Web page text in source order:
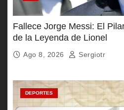
Fallece Jorge Messi: El
de la Leyenda de Lionel
Ago 8, 2026 Sergiotr
DEPORTES